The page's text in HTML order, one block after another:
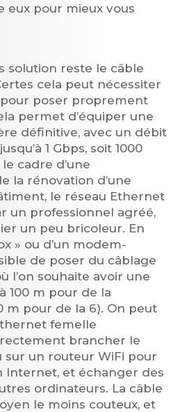
eux pour mieux vous
solution reste le câble
cela peut nécessiter
poser proprement
permet d’équiper une
définitive, avec un débit
1 Gbps, soit 1000
cadre d’une
la rénovation d’une
le réseau Ethernet
un professionnel agréé,
un peu bricoleur. En
» ou d’un modem-
de poser du câblage
l’on souhaite avoir une
100 m pour de la
m pour de la 6). On peut
femelle
brancher le
sur un routeur WiFi pour
Internet, et échanger des
ordinateurs. La câble
le moins couteux, et